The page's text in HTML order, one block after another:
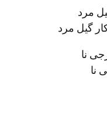
مرد
گیل مرد
نا
نا